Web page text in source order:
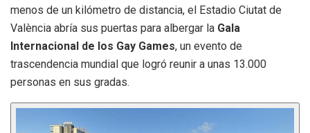
menos de un kilómetro de distancia, el Estadio Ciutat de
València abría sus puertas para albergar la Gala
Internacional de los Gay Games, un evento de
trascendencia mundial que logró reunir a unas 13.000
personas en sus gradas.